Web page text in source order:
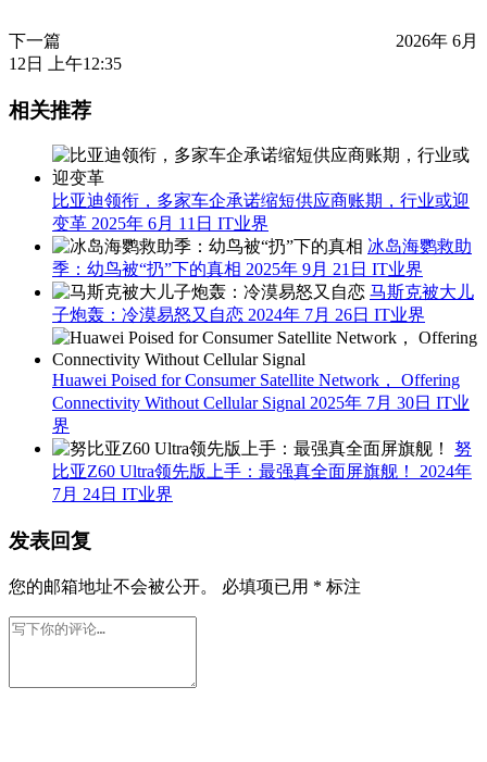
下一篇
2026年 6月
12日 上午12:35
相关推荐
比亚迪领衔，多家车企承诺缩短供应商账期，行业或迎
变革 2025年 6月 11日 IT业界
冰岛海鹦救助
季：幼鸟被“扔”下的真相 2025年 9月 21日 IT业界
马斯克被大儿
子炮轰：冷漠易怒又自恋 2024年 7月 26日 IT业界
Huawei Poised for Consumer Satellite Network， Offering
Connectivity Without Cellular Signal 2025年 7月 30日 IT业
界
努
比亚Z60 Ultra领先版上手：最强真全面屏旗舰！ 2024年
7月 24日 IT业界
发表回复
您的邮箱地址不会被公开。 必填项已用 * 标注